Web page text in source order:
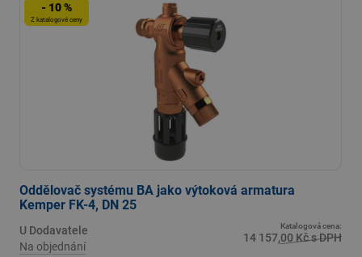
- 10 %
Z katalogové ceny
Oddělovač systému BA jako výtoková armatura
Kemper FK-4, DN 25
U Dodavatele
Na objednání
Katalogová cena:
14 157,00 Kč s DPH